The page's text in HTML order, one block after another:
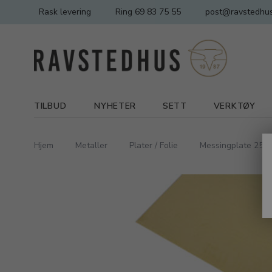
Rask levering Ring 69 83 75 55
TILBUD NYHETER SETT VERKTØY
Hjem Metaller Plater / Folie Messingplate